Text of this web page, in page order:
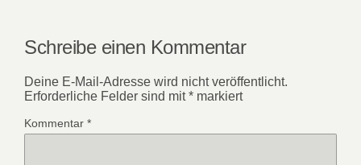
Schreibe einen Kommentar
Deine E-Mail-Adresse wird nicht veröffentlicht.
Erforderliche Felder sind mit* markiert
Kommentar *